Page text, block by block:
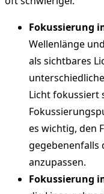
Fokussierung
Wellenlänge
als sichtbares
Licht fokussiert
es wichtig, den
gegebenenfalls
anzupassen.
Fokussierung